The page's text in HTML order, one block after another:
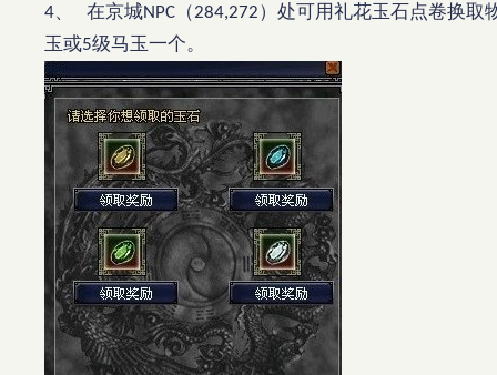
4、 在京城NPC （284,272）处可用礼花玉石点卷换取
玉或5级马玉一个。